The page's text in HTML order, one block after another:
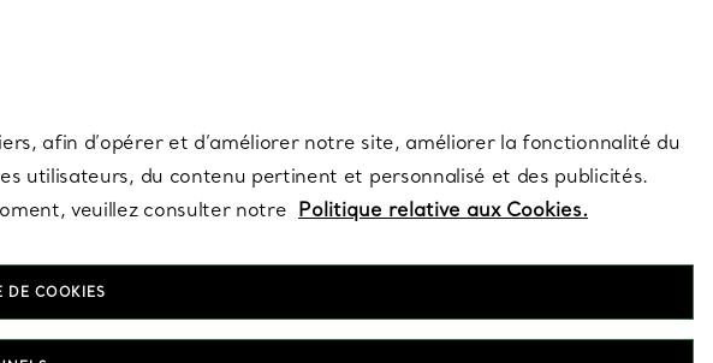
afin d’opérer et d’améliorer notre site, améliorer la fonctionnalité du
utilisateurs, du contenu pertinent et personnalisé et des publicités.
veuillez consulter notre Politique relative aux Cookies.
DE COOKIES